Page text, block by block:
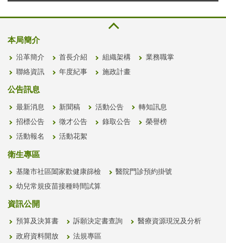
本局簡介
沿革簡介 首長介紹 組織架構 業務職掌
聯絡資訊 年度紀事 施政計畫
公告訊息
最新消息 新聞稿 活動公告 轉知訊息
招標公告 徵才公告 錄取公告 榮譽榜
活動報名 活動花絮
衛生專區
基隆市社區闔家歡健康篩檢 醫院門診預約掛號
幼兒常規疫苗接種時間試算
資訊公開
預算及決算書 訴願決定書查詢 醫療資源現況及分析
政府資料開放 法規專區